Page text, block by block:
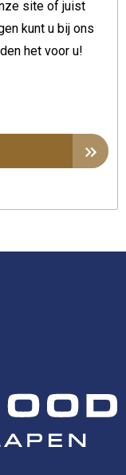
site of juist
kunt u bij ons
het voor u!